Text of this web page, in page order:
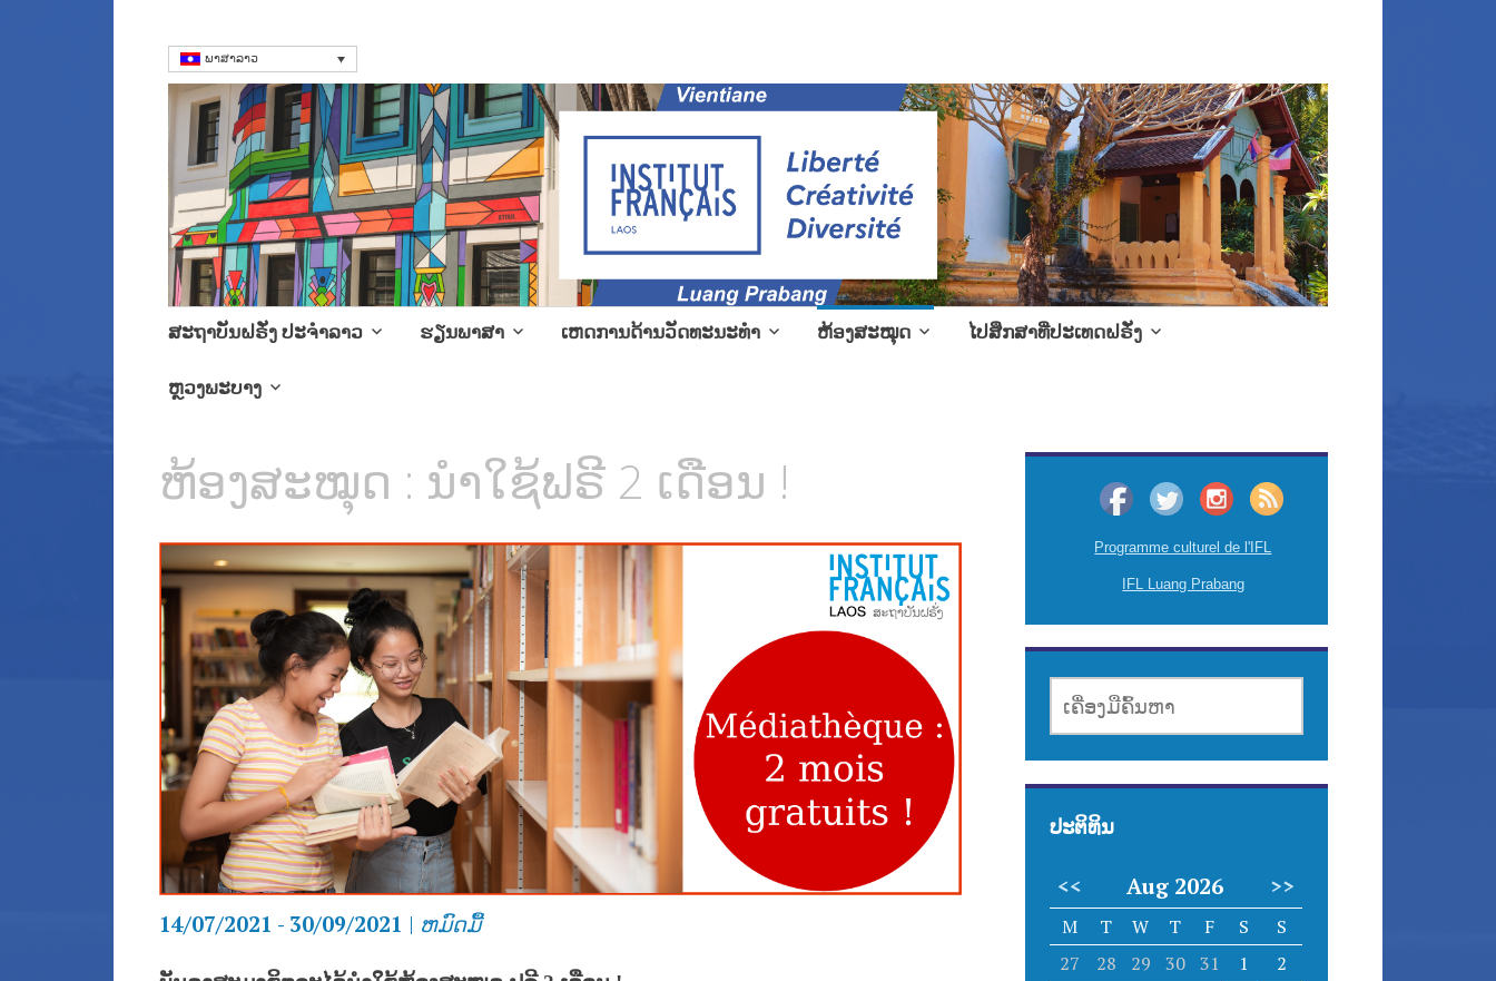
ພາສາລາວ
ສະຖາບັນຝຣັ່ງ
Language Courses & cultral events in Laos
Skip
content
ສະຖາບັນຝຣັ່ງ ປະຈໍາລາວ ຮຽນພາສາ ເຫດການດ້ານວັດທະນະທຳ ຫ້ອງສະໝຸດ ໄປສຶກສາທີ່ປະເທດຝຣັ່ງ
ຫຼວງພະບາງ
ຫ້ອງສະໝຸດ : ນຳໃຊ້ຟຣີ 2 ເດືອນ !
14/07/2021 - 30/09/2021 | ຫມົດ​ມື້
Programme culturel de l'IFL
IFL Luang Prabang
ເຄື່ອງມື
ຄົ້ນຫາ
ປະຕິທິນ
<< Aug 2026 >>
M T W T F S
S
27
28 29 30 31 1
2